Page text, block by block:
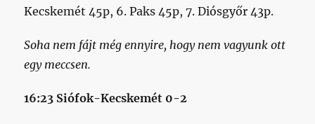
Kecskemét 45p, 6. Paks 45p, 7. Diósgyőr 43p.
Soha nem fájt még ennyire, hogy nem vagyunk ott
egy meccsen.
16:23 Siófok-Kecskemét 0-2